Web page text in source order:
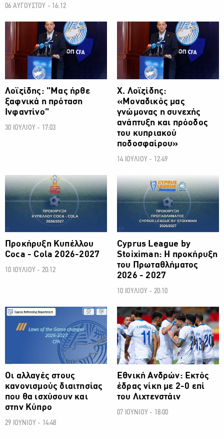
06 ΑΥΓΟΥΣΤΟΥ - 16:12
ΠΟΔΟΣΦΑΙΡΟ
Λοϊζίδης: "Μας ήρθε
ξαφνικά η πρόταση
Ινφαντίνο"
30 ΙΟΥΛΙΟΥ - 17:03
ΠΟΔΟΣΦΑΙΡΟ
Χ. Λοϊζίδης:
«Μοναδικός μας
γνώμονας η συνεχής
ανάπτυξη και πρόοδος
του κυπριακού
ποδοσφαίρου»
14 ΙΟΥΛΙΟΥ - 12:49
ΠΟΔΟΣΦΑΙΡΟ
Προκήρυξη Κυπέλλου
Coca - Cola 2026-2027
10 ΙΟΥΛΙΟΥ - 20:12
ΠΟΔΟΣΦΑΙΡΟ
Cyprus League by
Stoiximan: Η προκήρυξη
του Πρωταθλήματος
2026 - 2027
10 ΙΟΥΛΙΟΥ - 20:10
ΠΟΔΟΣΦΑΙΡΟ
Οι αλλαγές στους
κανονισμούς διαιτησίας
που θα ισχύσουν και
στην Κύπρο
29 ΙΟΥΝΙΟΥ - 14:48
ΠΟΔΟΣΦΑΙΡΟ
Εθνική Ανδρών: Εκτός
έδρας νίκη με 2-0 επί
του Λιχτενστάιν
07 ΙΟΥΝΙΟΥ - 18:00